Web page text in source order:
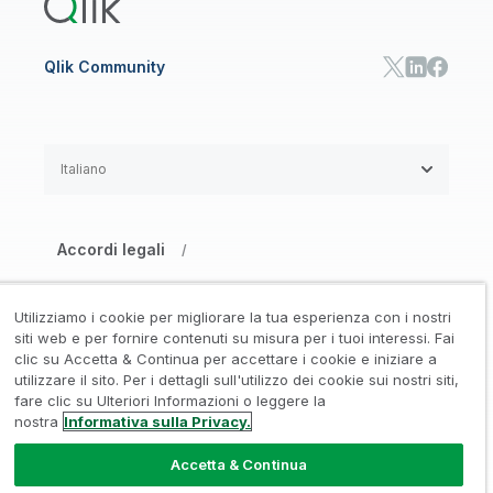
Qlik Community
Accordi legali /
Marchi registrati / Affidabilità /
Condizioni d’uso /
Non condividere le mie informazioni
© 1993-2026 QlikTech International
AB, Tutti i diritti riservati
Italiano
Utilizziamo i cookie per migliorare la tua esperienza con i nostri
siti web e per fornire contenuti su misura per i tuoi interessi. Fai
clic su Accetta & Continua per accettare i cookie e iniziare a
utilizzare il sito. Per i dettagli sull'utilizzo dei cookie sui nostri siti,
fare clic su Ulteriori Informazioni o leggere la
nostra Informativa sulla Privacy.
Accetta & Continua